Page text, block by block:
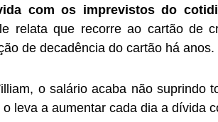
com os imprevistos do
relata que recorre ao cartão de
de decadência do cartão há anos.
o salário acaba não suprindo
leva a aumentar cada dia a dívida